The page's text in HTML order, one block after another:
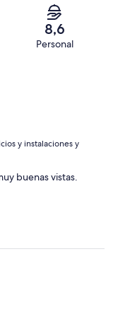
8,6
Personal
y instalaciones y
buenas vistas.